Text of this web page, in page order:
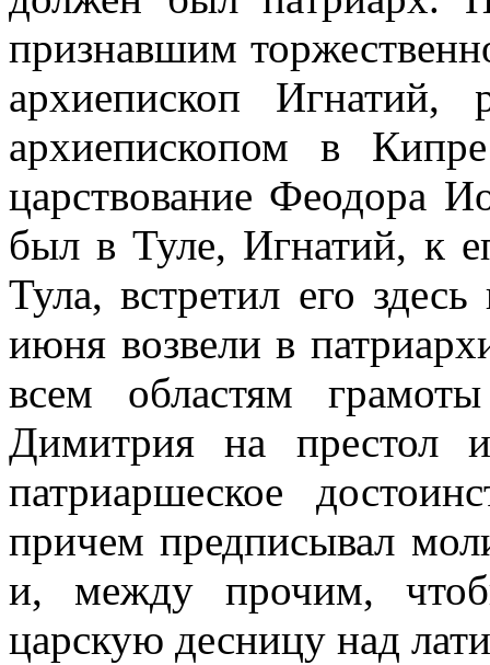
признавшим
архиепископ
архиепископом в
царствование Феодора
был в Туле, Игнатий, к
Тула, встретил его
июня возвели в
всем областям
Димитрия на престол
патриаршеское
причем предписывал
и, между прочим,
царскую десницу над